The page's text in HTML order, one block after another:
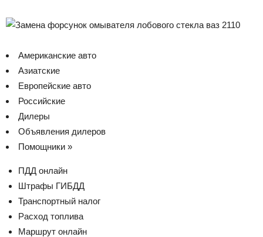
Американские авто
Азиатские
Европейские авто
Российские
Дилеры
Объявления дилеров
Помощники »
ПДД онлайн
Штрафы ГИБДД
Транспортный налог
Расход топлива
Маршрут онлайн